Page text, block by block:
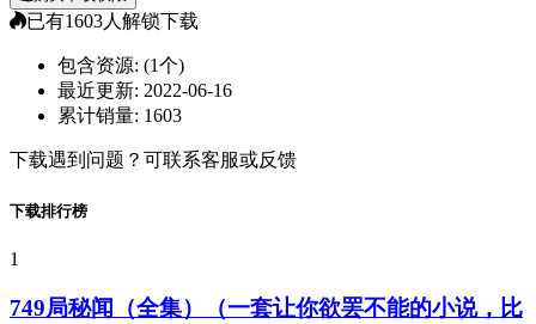
已有1603人解锁下载
包含资源: (1个)
最近更新: 2022-06-16
累计销量: 1603
下载遇到问题？可联系客服或反馈
下载排行榜
1
749局秘闻（全集）（一套让你欲罢不能的小说，比